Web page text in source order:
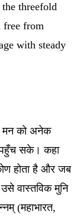
threefold
free from
with steady
मन को अनेक
पहुँच सके। कहा
होता है और जब
वास्तविक मुनि
(महाभारत,